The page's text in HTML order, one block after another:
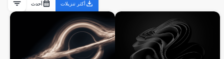
أكثر تنزيلات أحدث